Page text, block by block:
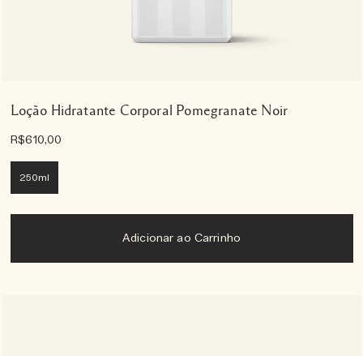
Loção Hidratante Corporal Pomegranate Noir
R$610,00
250ml
Adicionar ao Carrinho